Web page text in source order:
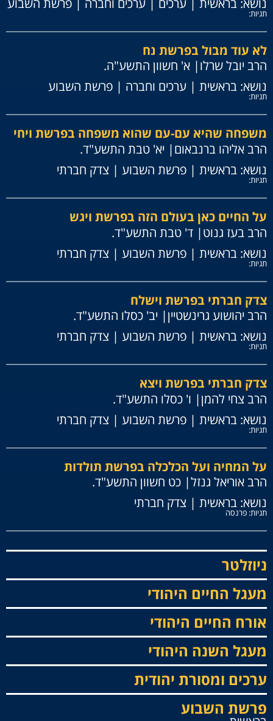
תגיות:
לא עוד מבול בפרשת נח
הרב יובל שרלו| א' חשוון התשע"ה.
נושא: בראשית | ערכים וחברה | פרשת השבוע
תגיות:
משפחה שהיא עם-עם שהוא משפחה בפרשת ויחי
הרב אליהו ברנבאום| יא' טבת התשע"ד.
נושא: בראשית | פרשת השבוע | צדק חברתי
תגיות:
על החיים כאן בעולם הזה בפרשת ויגש
הרב בעז גנוט| ד' טבת התשע"ד.
נושא: בראשית | פרשת השבוע | צדק חברתי
תגיות:
צדק חברתי בפרשת וישלח
הרב יהושוע גרינשטיין| יב' כסלו התשע"ד.
נושא: בראשית | פרשת השבוע | צדק חברתי
תגיות:
צדק חברתי בפרשת ויצא
הרב צחי להמן| ו' כסלו התשע"ד.
נושא: בראשית | פרשת השבוע | צדק חברתי
תגיות:
על המחיה ועל הכלכלה בפרשת תולדות
הרב אוריאל גנזל| כט חשוון התשע"ד.
נושא: בראשית | צדק חברתי
תגיות: פרנסה
ניוזלטר
מעגל החיים היהודי
אורח החיים היהודי
מעגל השנה היהודי
ערכים ומסורת יהודית
פרשת השבוע